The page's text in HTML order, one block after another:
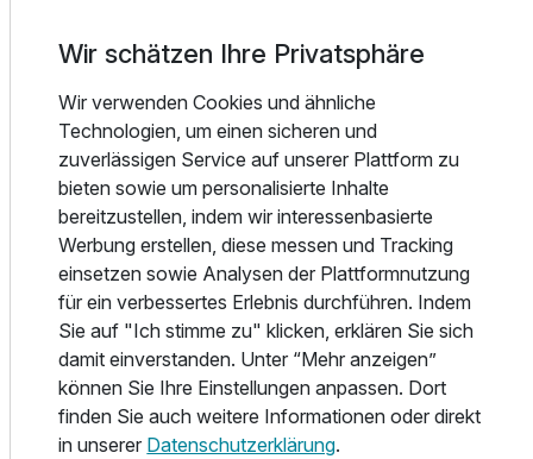
Doppelzimmer Premium
2 Erwachsene
genau das, was Ihren Wünschen, Vorstellungen oder ganz
einfach Ihrer aktuellen Gemütslage entspricht. Schlemmen
Sie in unserem Restaurant Wellenstein, genießen Sie
Barista-Kunst in der Barista-Bar, entspannen Sie im
Kaminzimmer, nehmen Sie es „leicht“ in der Garten Lounge
oder fühlen Sie sich mit dem See verbunden in unserem
Badehaus (9.00 Uhr bis 18.00 Uhr täglich geöffnet bei
Schönwetter).
Gerade in der heutigen Zeit voller Stress und Hektik suchen
immer mehr Menschen Orte der Ruhe, für Entspannung
und Erholung. In der über 900m² großen Wellnessoase
können Hotelgäste und Einheimische nicht nur während
der kalten Jahreszeit eine „Auszeit genießen“.
Wir schätzen Ihre Privatsphäre
Wir verwenden Cookies und ähnliche
Technologien, um einen sicheren und
zuverlässigen Service auf unserer Plattform zu
bieten sowie um personalisierte Inhalte
bereitzustellen, indem wir interessenbasierte
Werbung erstellen, diese messen und Tracking
einsetzen sowie Analysen der Plattformnutzung
für ein verbessertes Erlebnis durchführen. Indem
Sie auf "Ich stimme zu" klicken, erklären Sie sich
damit einverstanden. Unter “Mehr anzeigen”
können Sie Ihre Einstellungen anpassen. Dort
finden Sie auch weitere Informationen oder direkt
in unserer Datenschutzerklärung.